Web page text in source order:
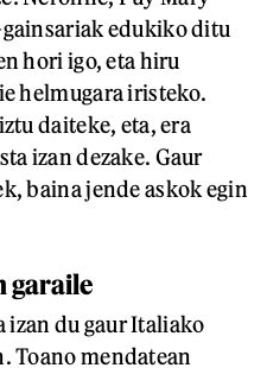
edukiko ditu
hori igo, eta hiru
helmugara iristeko.
daiteke, eta, era
izan dezake. Gaur
baina jende askok egin
garaile
izan du gaur Italiako
Toano mendatean